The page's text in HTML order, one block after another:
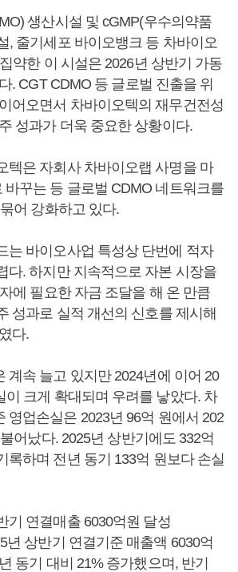
생산시설 및 cGMP(우수의약품
, 줄기세포 바이오뱅크 등 차바이오
약한 이 시설은 2026년 상반기 가동
. CGT CDMO 등 글로벌 진출을 위
어오면서 차바이오텍의 재무건전성
성과가 더욱 중요한 상황이다.
텍은 자회사 차바이오랩 사명을 마
바꾸는 등 글로벌 CDMO 네트워크를
묶어 강화하고 있다.
는 바이오사업 특성상 단번에 적자
다. 하지만 지속적으로 자본 시장을
에 필요한 자금 조달을 해 온 만큼
성과로 실적 개선의 신호를 제시해
다.
계속 늘고 있지만 2024년에 이어 20
이 크게 확대되며 우려를 낳았다. 차
영업손실은 2023년 96억 원에서 202
어났다. 2025년 상반기에도 332억
록하며 전년 동기 133억 원보다 손실
기 연결매출 6030억원 달성
년 상반기 연결기준 매출액 6030억
동기 대비 21% 증가했으며, 반기